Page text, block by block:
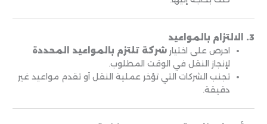
3. الالتزام بالمواعيد
احرص على اختيارشركة تلتزم بالمواعيد المحددة
لإنجاز النقل في الوقت المطلوب.
تجنب الشركات التي تؤخر عملية النقل أو تقدم مواعيد غير
دقيقة.